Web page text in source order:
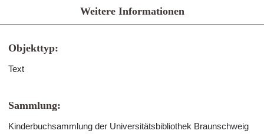
Weitere Informationen
Objekttyp:
Text
Sammlung:
Kinderbuchsammlung der Universitätsbibliothek Braunschweig